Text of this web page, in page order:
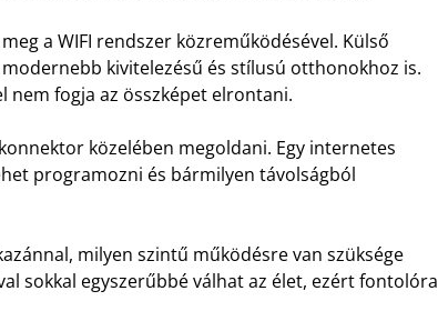
a WIFI rendszer közreműködésével. Külső
kivitelezésű és stílusú otthonokhoz is.
fogja az összképet elrontani.
közelében megoldani. Egy internetes
programozni és bármilyen távolságból
milyen szintű működésre van szüksége
sokkal egyszerűbbé válhat az élet, ezért fontolóra